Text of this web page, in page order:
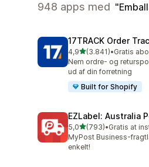
948 apps med
17TRACK Order
4,9ud af 5 stjerner
(3.841)
3841 anmeldelser i alt
•
Nem ordre- og
ud af din forretning
Built for Shopify
EZLabel: Australia
5,0ud af 5 stjerner
(793)
793 anmeldelser i alt
•Gratis at
MyPost Business-
enkelt!